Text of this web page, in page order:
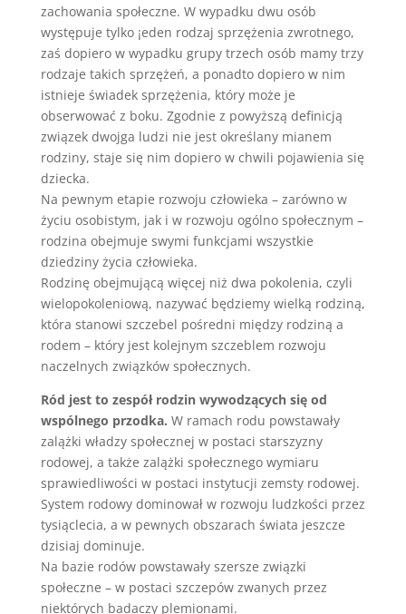
zachowania społeczne. W wypadku dwu osób
występuje tylko ¡eden rodzaj sprzężenia zwrotnego,
zaś dopiero w wypadku grupy trzech osób mamy trzy
rodzaje takich sprzężeń, a ponadto dopiero w nim
istnieje świadek sprzężenia, który może je
obserwować z boku. Zgodnie z powyższą definicją
związek dwojga ludzi nie jest określany mianem
rodziny, staje się nim dopiero w chwili pojawienia się
dziecka.
Na pewnym etapie rozwoju człowieka – zarówno w
życiu osobistym, jak i w rozwoju ogólno społecznym –
rodzina obejmuje swymi funkcjami wszystkie
dziedziny życia człowieka.
Rodzinę obejmującą więcej niż dwa pokolenia, czyli
wielopokoleniową, nazywać będziemy wielką rodziną,
która stanowi szczebel pośredni między rodziną a
rodem – który jest kolejnym szczeblem rozwoju
naczelnych związków społecznych.
Ród jest to zespół rodzin wywodzących się od
wspólnego przodka. W ramach rodu powstawały
zalążki władzy społecznej w postaci starszyzny
rodowej, a także zalążki społecznego wymiaru
sprawiedliwości w postaci instytucji zemsty rodowej.
System rodowy dominował w rozwoju ludzkości przez
tysiąclecia, a w pewnych obszarach świata jeszcze
dzisiaj dominuje.
Na bazie rodów powstawały szersze związki
społeczne – w postaci szczepów zwanych przez
niektórych badaczy plemionami.